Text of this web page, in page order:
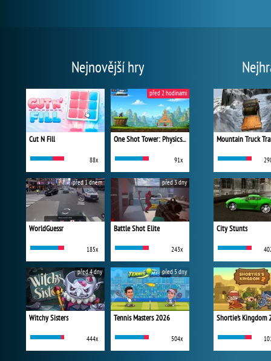
Nejnovější hry
Cut N Fill
88x
One Shot Tower: Physics Destroyer
91x
před 2 hodinami
WorldGuessr
185x
před 1 dnem
Battle Shot Elite
243x
před 3 dny
Witchy Sisters
444x
před 4 dny
Tennis Masters 2026
504x
před 5 dny
Mountain Truck
City Stunts
Shortie's Kingdom